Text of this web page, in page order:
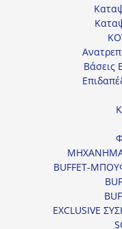
Βάσεις
BUFFET-
EXCLUSIVE